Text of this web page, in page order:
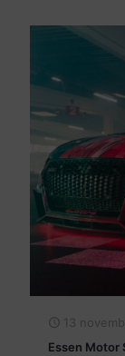
13
Essen Motor